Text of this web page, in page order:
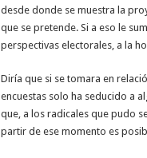
desde donde se muestra la
que se pretende. Si a eso le
perspectivas electorales, a la
Diría que si se tomara en
encuestas solo ha seducido a
que, a los radicales que pudo
partir de ese momento es